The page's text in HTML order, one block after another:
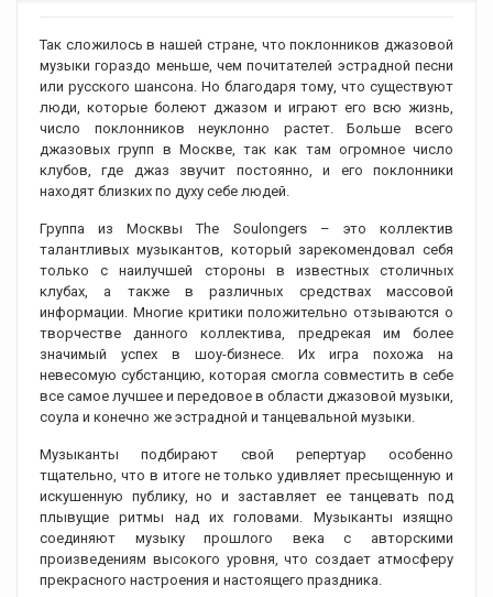
Так сложилось в нашей стране, что поклонников джазовой
музыки гораздо меньше, чем почитателей эстрадной песни
или русского шансона. Но благодаря тому, что существуют
люди, которые болеют джазом и играют его всю жизнь,
число поклонников неуклонно растет. Больше всего
джазовых групп в Москве, так как там огромное число
клубов, где джаз звучит постоянно, и его поклонники
находят близких по духу себе людей.
Группа из Москвы The Soulongers – это коллектив
талантливых музыкантов, который зарекомендовал себя
только с наилучшей стороны в известных столичных
клубах, а также в различных средствах массовой
информации. Многие критики положительно отзываются о
творчестве данного коллектива, предрекая им более
значимый успех в шоу-бизнесе. Их игра похожа на
невесомую субстанцию, которая смогла совместить в себе
все самое лучшее и передовое в области джазовой музыки,
соула и конечно же эстрадной и танцевальной музыки.
Музыканты подбирают свой репертуар особенно
тщательно, что в итоге не только удивляет пресыщенную и
искушенную публику, но и заставляет ее танцевать под
плывущие ритмы над их головами. Музыканты изящно
соединяют музыку прошлого века с авторскими
произведениям высокого уровня, что создает атмосферу
прекрасного настроения и настоящего праздника.